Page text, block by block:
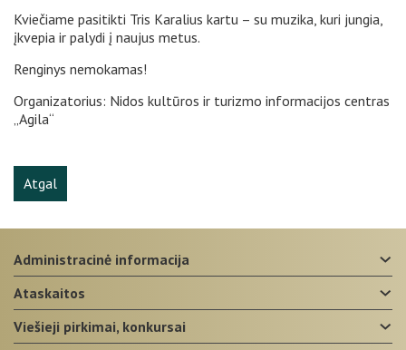
Kviečiame pasitikti Tris Karalius kartu – su muzika, kuri jungia,
įkvepia ir palydi į naujus metus.
Renginys nemokamas!
Organizatorius: Nidos kultūros ir turizmo informacijos centras
„Agila“
Atgal
administracinė informacija
ataskaitos
viešieji pirkimai, konkursai